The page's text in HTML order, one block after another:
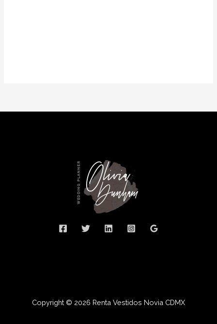
Copyright © 2026 Renta Vestidos Novia CDMX